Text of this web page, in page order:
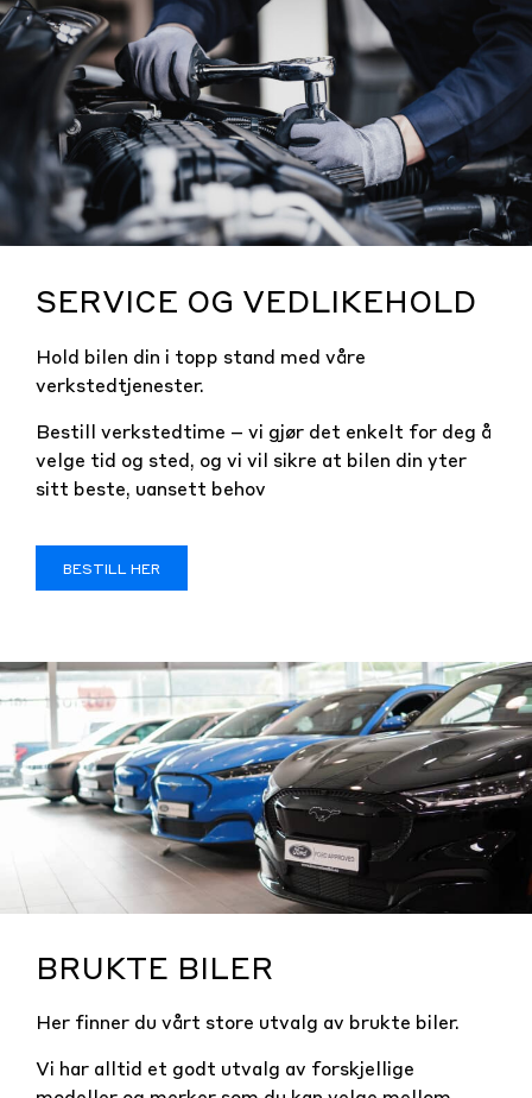
SERVICE OG VEDLIKEHOLD
Hold bilen din i topp stand med våre
verkstedtjenester.
Bestill verkstedtime – vi gjør det enkelt for deg å
velge tid og sted, og vi vil sikre at bilen din yter
sitt beste, uansett behov
BESTILL HER
BRUKTE BILER
Her finner du vårt store utvalg av brukte biler.
Vi har alltid et godt utvalg av forskjellige